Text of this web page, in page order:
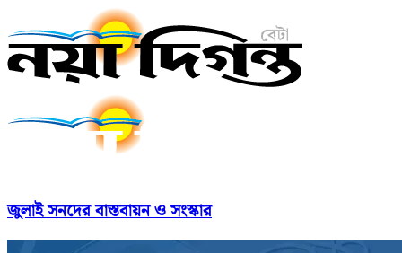
জুলাই সনদের বাস্তবায়ন ও সংস্কার